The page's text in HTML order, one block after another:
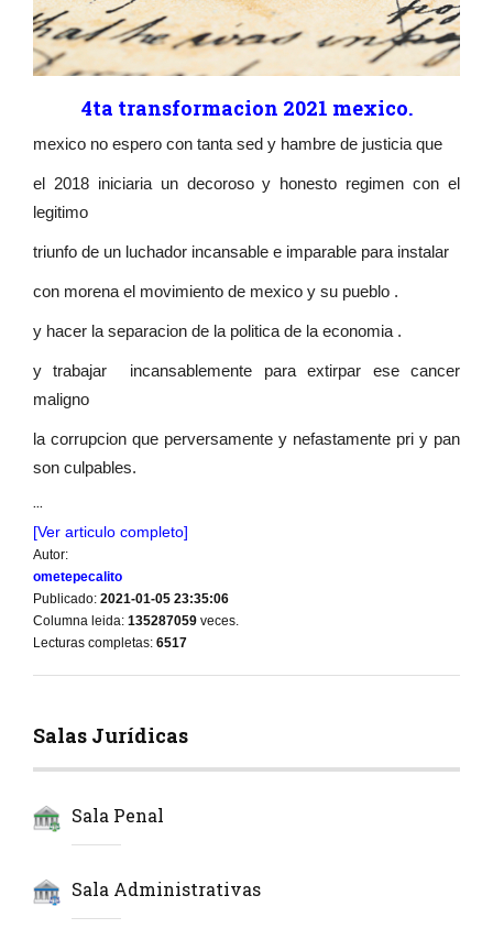
4ta transformacion 2021 mexico.
mexico no espero con tanta sed y hambre de justicia que
el 2018 iniciaria un decoroso y honesto regimen con el
legitimo
triunfo de un luchador incansable e imparable para instalar
con morena el movimiento de mexico y su pueblo .
y hacer la separacion de la politica de la economia .
y trabajar incansablemente para extirpar ese cancer
maligno
la corrupcion que perversamente y nefastamente pri y pan
son culpables.
...
[Ver articulo completo]
Autor:
ometepecalito
Publicado: 2021-01-05 23:35:06
Columna leida: 135287059 veces.
Lecturas completas: 6517
Salas Jurídicas
Sala Penal
Sala Administrativas